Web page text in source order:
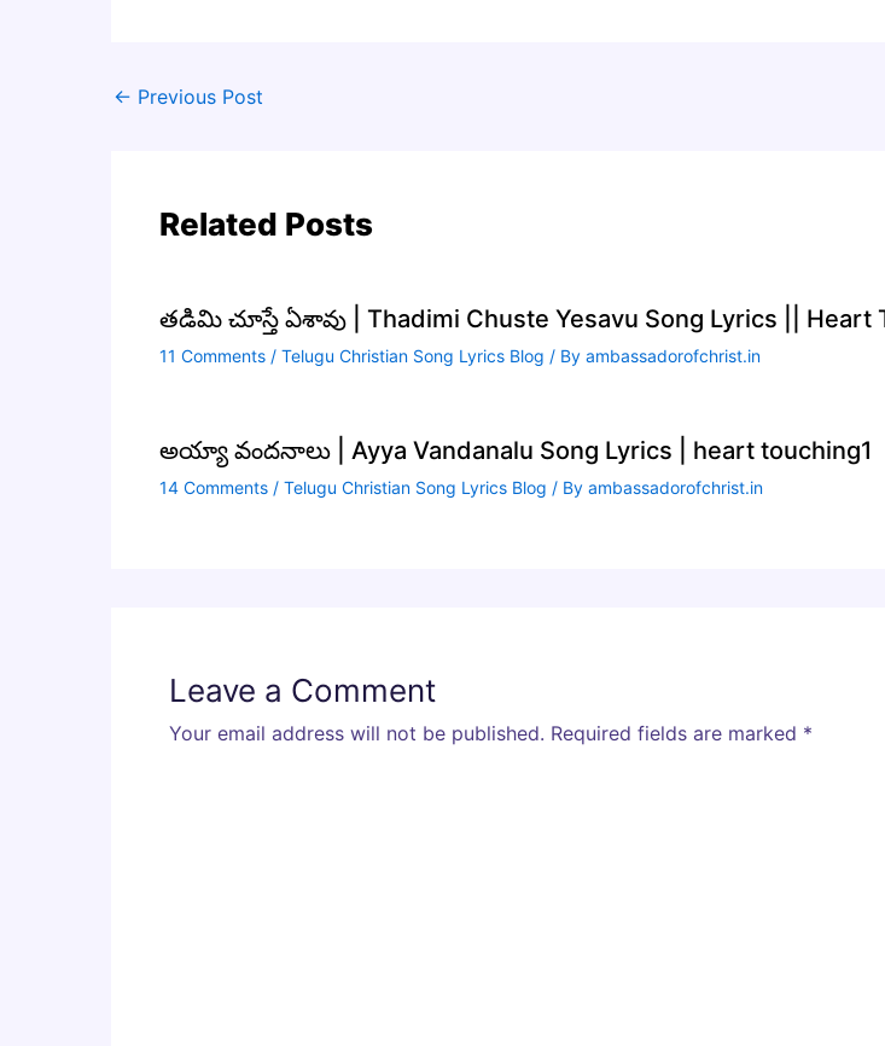
← Previous Post
Related Posts
తడిమి చూస్తే ఏశావు | Thadimi Chuste Yesavu Song Lyrics || Heart
11 Comments / Telugu Christian Song Lyrics Blog / By ambassadorofchrist.in
అయ్యా వందనాలు | Ayya Vandanalu Song Lyrics | heart touching1
14 Comments / Telugu Christian Song Lyrics Blog / By ambassadorofchrist.in
Leave a Comment
Your email address will not be published. Required fields are marked *